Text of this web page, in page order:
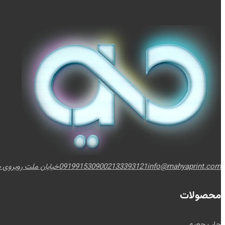
0919915309002133393121info@mahyaprint.com خیابان ملت روبروی
محصولات